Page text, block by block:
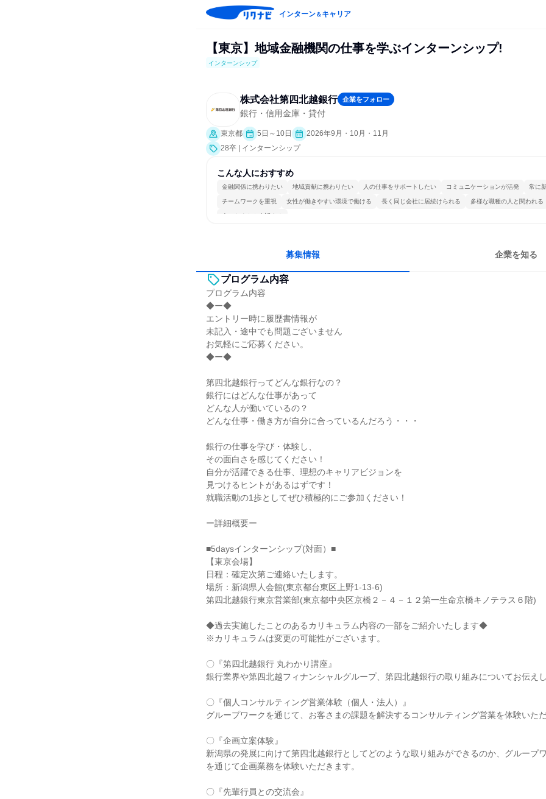
インターン＆キャリア
【東京】地域金融機関の仕事を学ぶインターンシップ!
インターンシップ
株式会社第四北越銀行 企業をフォロー
銀行・信用金庫・貸付
東京都 5日～10日
2026年9月・10月・11月
28卒 | インターンシップ
こんな人におすすめ
金融関係に携わりたい 地域貢献に携わりたい 人の仕事をサポートしたい コミュニケーションが活発 常に
チームワークを重視 女性が働きやすい環境で働ける 長く同じ会社に居続けられる 多様な職種の人と関われる
人とたくさん会話する
募集情報 企業を知る
プログラム内容
プログラム内容
◆ー◆
エントリー時に履歴書情報が
未記入・途中でも問題ございません
お気軽にご応募ください。
◆ー◆
第四北越銀行ってどんな銀行なの？
銀行にはどんな仕事があって
どんな人が働いているの？
どんな仕事・働き方が自分に合っているんだろう・・・
銀行の仕事を学び・体験し、
その面白さを感じてください！
自分が活躍できる仕事、理想のキャリアビジョンを
見つけるヒントがあるはずです！
就職活動の1歩としてぜひ積極的にご参加ください！
ー詳細概要ー
■5daysインターンシップ(対面）■
【東京会場】
日程：確定次第ご連絡いたします。
場所：新潟県人会館(東京都台東区上野1-13-6)
第四北越銀行東京営業部(東京都中央区京橋２－４－１２第一生命京橋キノテラス６階)
◆過去実施したことのあるカリキュラム内容の一部をご紹介いたします◆
※カリキュラムは変更の可能性がございます。
〇『第四北越銀行 丸わかり講座』
銀行業界や第四北越フィナンシャルグループ、第四北越銀行の取り組みについてお伝えし
〇『個人コンサルティング営業体験（個人・法人）』
グループワークを通じて、お客さまの課題を解決するコンサルティング営業を体験いただ
〇『企画立案体験』
新潟県の発展に向けて第四北越銀行としてどのような取り組みができるのか、グループ
を通じて企画業務を体験いただきます。
〇『先輩行員との交流会』